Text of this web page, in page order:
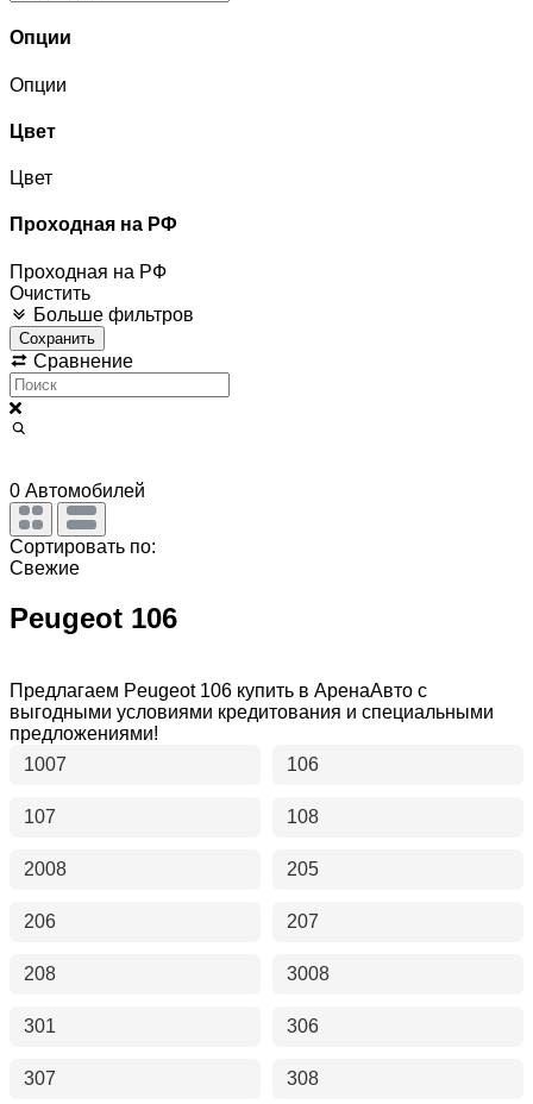
Опции
Опции
Цвет
Цвет
Проходная на РФ
Проходная на РФ
Очистить
Больше фильтров
Сохранить
Сравнение
0 Автомобилей
Сортировать по:
Свежие
Peugeot 106
Предлагаем Peugeot 106 купить в АренаАвто с
выгодными условиями кредитования и специальными
предложениями!
1007
106
107 108
2008 205
206 207
208 3008
301 306
307 308